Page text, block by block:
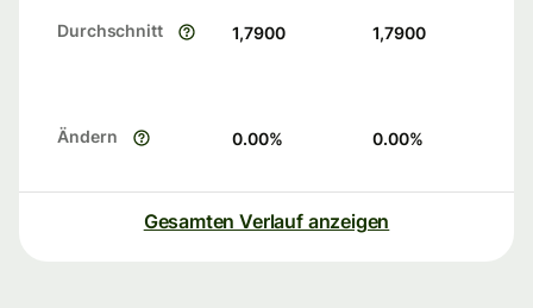
Durchschnitt 1,7900 1,7900
Ändern 0.00% 0.00%
Gesamten Verlauf anzeigen